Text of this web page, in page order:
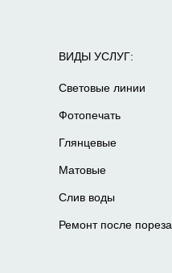
ВИДЫ УСЛУГ:
Световые линии
Фотопечать
Глянцевые
Матовые
Слив воды
Ремонт после пореза